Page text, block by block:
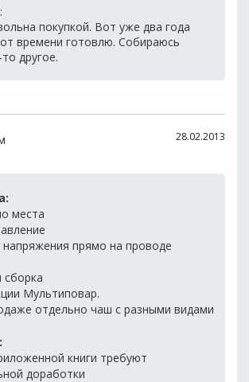
покупкой. Вот уже два года
времени готовлю. Собираюсь
другое.
28.02.2013
места
прямо на проводе
сборка
Мультиповар.
отдельно чаш с разными видами
книги требуют
доработки